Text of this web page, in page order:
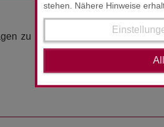
stehen. Nähere Hinweise
zu diesem Sachverhalt haben.